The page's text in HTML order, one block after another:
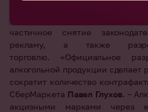
частичное снятие
рекламу, а также
торговлю. «Официальное
алкогольной продукции
сократит количество
СберМаркета Павел Глухов. –
акцизными марками через